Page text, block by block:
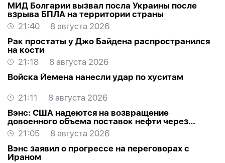
МИД Болгарии вызвал посла Украины после
взрыва БПЛА на территории страны
21:40
8 августа 2026
Рак простаты у Джо Байдена распространился
на кости
21:18
8 августа 2026
Войска Йемена нанесли удар по хуситам
21:11
8 августа 2026
Вэнс: США надеются на возвращение
довоенного объема поставок нефти через
Ормуз
21:05
8 августа 2026
Вэнс заявил о прогрессе на переговорах с
Ираном